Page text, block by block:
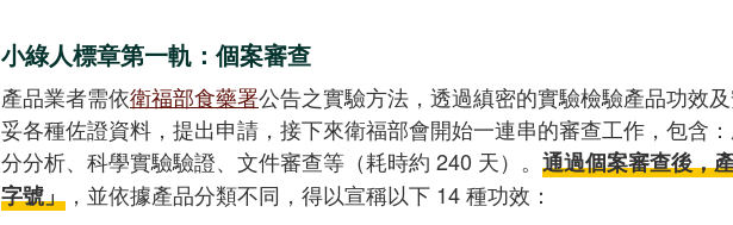
小綠人標章第一軌：個案審查
產品業者需依衛福部食藥署公告之實驗方法，透過縝密的實驗檢驗產品功效
妥各種佐證資料，提出申請，接下來衛福部會開始一連串的審查工作，包含
分分析、科學實驗驗證、文件審查等（耗時約 240 天）。 通過個案審查後，
字號」 ，並依據產品分類不同，得以宣稱以下 14 種功效：